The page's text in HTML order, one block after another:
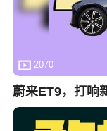
2070
蔚来ET9，打响